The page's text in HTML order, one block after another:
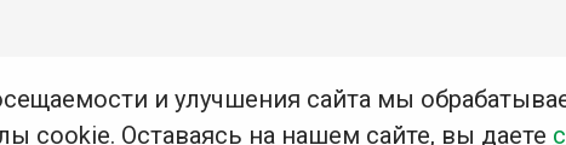
и улучшения сайта мы
cookie. Оставаясь на нашем сайте, вы даете